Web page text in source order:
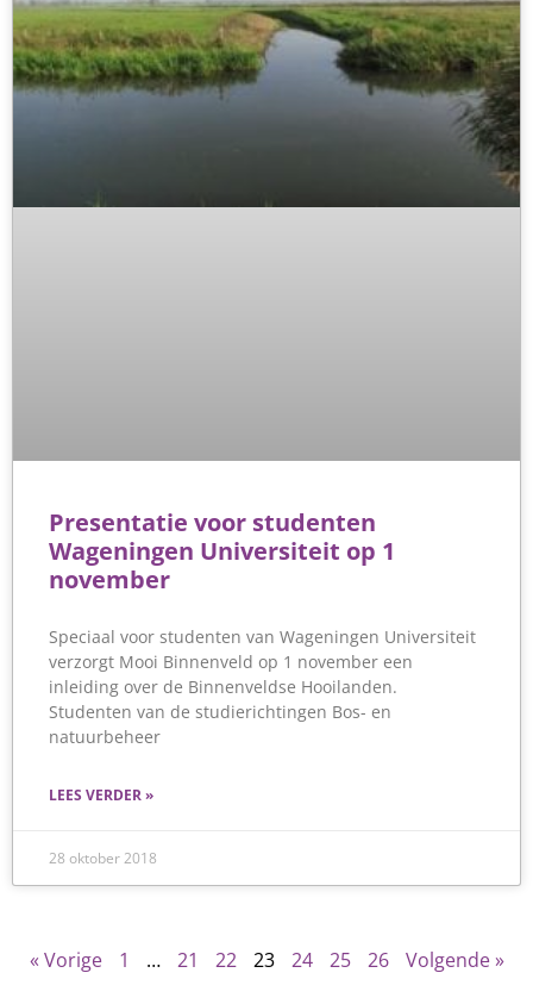
Presentatie voor studenten
Wageningen Universiteit op 1
november
Speciaal voor studenten van Wageningen Universiteit
verzorgt Mooi Binnenveld op 1 november een
inleiding over de Binnenveldse Hooilanden.
Studenten van de studierichtingen Bos- en
natuurbeheer
LEES VERDER »
28 oktober 2018
« Vorige 1 … 21 22 23 24 25 26 Volgende »